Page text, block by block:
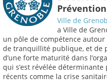
Ville de
a Ville de
un pôle de compétence
de tranquillité publique, et de
d’une forte maturité dans
qui s’est révélée
récents comme la crise